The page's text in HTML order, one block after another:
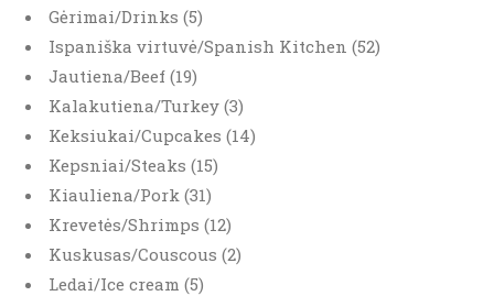
Gėrimai/Drinks (5)
Ispaniška virtuvė/Spanish Kitchen (52)
Jautiena/Beef (19)
Kalakutiena/Turkey (3)
Keksiukai/Cupcakes (14)
Kepsniai/Steaks (15)
Kiauliena/Pork (31)
Krevetės/Shrimps (12)
Kuskusas/Couscous (2)
Ledai/Ice cream (5)